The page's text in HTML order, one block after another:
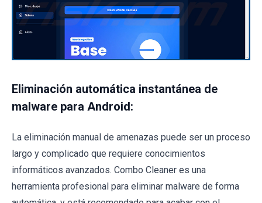
Eliminación automática instantánea de
malware para Android:
La eliminación manual de amenazas puede ser un proceso
largo y complicado que requiere conocimientos
informáticos avanzados. Combo Cleaner es una
herramienta profesional para eliminar malware de forma